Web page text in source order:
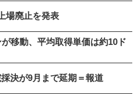
場廃止を発表
移動、平均取得単価は約10ド
決が9月まで延期＝報道